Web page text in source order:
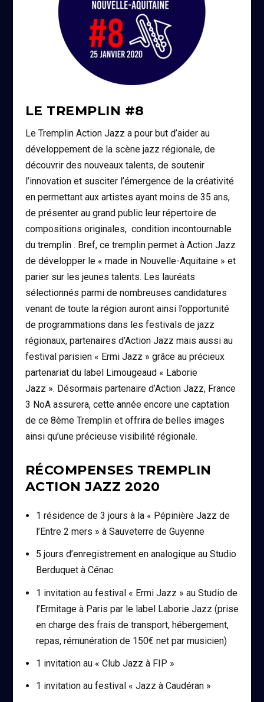
LE TREMPLIN #8
Le Tremplin Action Jazz a pour but d’aider au
développement de la scène jazz régionale, de
découvrir des nouveaux talents, de soutenir
l’innovation et susciter l’émergence de la créativité
en permettant aux artistes ayant moins de 35 ans,
de présenter au grand public leur répertoire de
compositions originales, condition incontournable
du tremplin . Bref, ce tremplin permet à Action Jazz
de développer le « made in Nouvelle-Aquitaine » et
parier sur les jeunes talents. Les lauréats
sélectionnés parmi de nombreuses candidatures
venant de toute la région auront ainsi l’opportunité
de programmations dans les festivals de jazz
régionaux, partenaires d’Action Jazz mais aussi au
festival parisien « Ermi Jazz » grâce au précieux
partenariat du label Limougeaud « Laborie
Jazz ». Désormais partenaire d’Action Jazz, France
3 NoA assurera, cette année encore une captation
de ce 8ème Tremplin et offrira de belles images
ainsi qu’une précieuse visibilité régionale.
RÉCOMPENSES TREMPLIN
ACTION JAZZ 2020
1 résidence de 3 jours à la « Pépinière Jazz de
l’Entre 2 mers » à Sauveterre de Guyenne
5 jours d’enregistrement en analogique au Studio
Berduquet à Cénac
1 invitation au festival « Ermi Jazz » au Studio de
l’Ermitage à Paris par le label Laborie Jazz (prise
en charge des frais de transport, hébergement,
repas, rémunération de 150€ net par musicien)
1 invitation au « Club Jazz à FIP »
1 invitation au festival « Jazz à Caudéran »